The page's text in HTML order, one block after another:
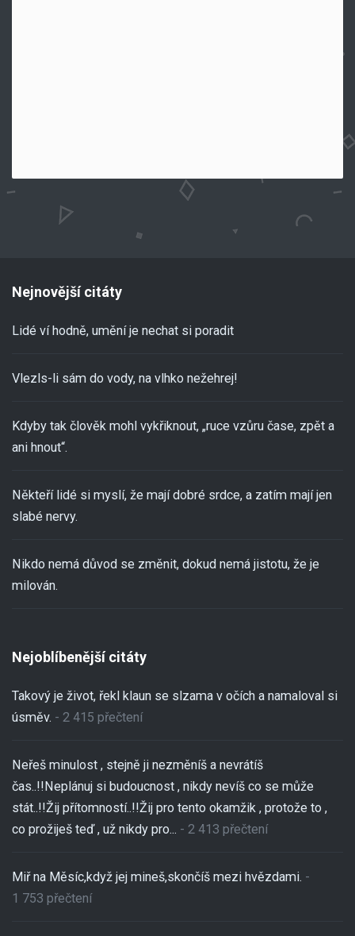
Nejnovější citáty
Lidé ví hodně, umění je nechat si poradit
Vlezls-li sám do vody, na vlhko nežehrej!
Kdyby tak člověk mohl vykřiknout, „ruce vzůru čase, zpět a
ani hnout“.
Někteří lidé si myslí, že mají dobré srdce, a zatím mají jen
slabé nervy.
Nikdo nemá důvod se změnit, dokud nemá jistotu, že je
milován.
Nejoblíbenější citáty
Takový je život, řekl klaun se slzama v očích a namaloval si
úsměv. - 2 415 přečtení
Neřeš minulost , stejně ji nezměníš a nevrátíš
čas..!!Neplánuj si budoucnost , nikdy nevíš co se může
stát..!!Žij přítomností..!!Žij pro tento okamžik , protože to ,
co prožiješ teď , už nikdy pro... - 2 413 přečtení
Miř na Měsíc,když jej mineš,skončíš mezi hvězdami. -
1 753 přečtení